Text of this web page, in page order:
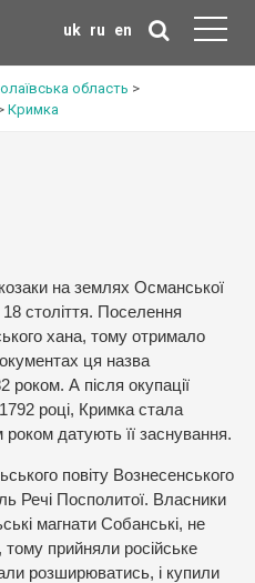
uk ru en
область >
Кримка
на землях Османської
18 століття. Поселення
хана, тому отримало
ця назва
роком. А після окупації
році, Кримка стала
роком датують її заснування.
повіту Вознесенського
Речі Посполитої. Власники
магнати Собанські, не
прийняли російське
розширюватись, і купили